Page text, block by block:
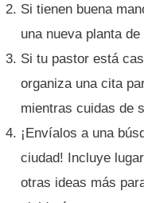
Si tienen buena
una nueva planta de
Si tu pastor está
organiza una cita
mientras cuidas de
¡Envíalos a una
ciudad! Incluye
otras ideas más